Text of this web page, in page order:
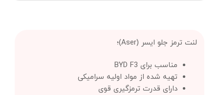
لنت ترمز جلو ایسر (Aser)؛
مناسب برای BYD F3
تهیه شده از مواد اولیه سرامیکی
دارای قدرت ترمزگیری قوی